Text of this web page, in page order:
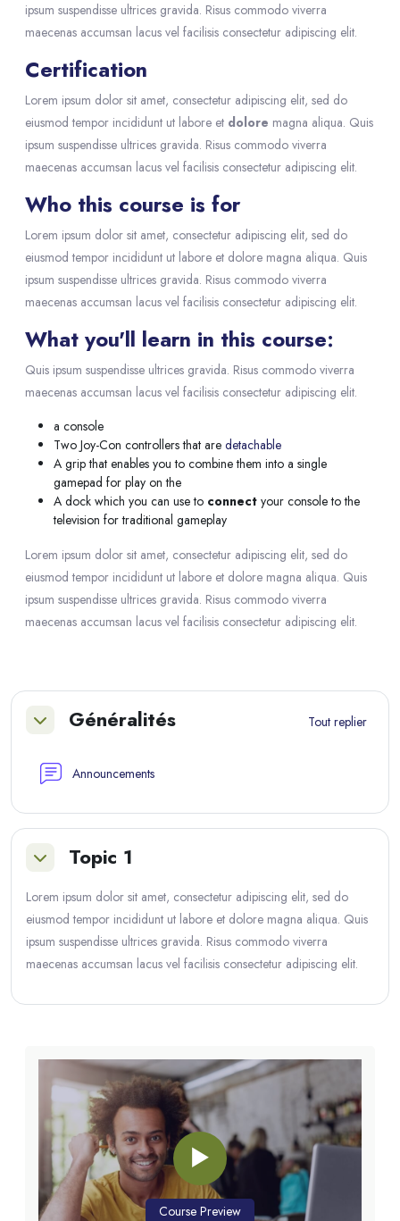
ipsum suspendisse ultrices gravida. Risus commodo viverra
maecenas accumsan lacus vel facilisis consectetur adipiscing elit.
Certification
Lorem ipsum dolor sit amet, consectetur adipiscing elit, sed do
eiusmod tempor incididunt ut labore et dolore magna aliqua. Quis
ipsum suspendisse ultrices gravida. Risus commodo viverra
maecenas accumsan lacus vel facilisis consectetur adipiscing elit.
Who this course is for
Lorem ipsum dolor sit amet, consectetur adipiscing elit, sed do
eiusmod tempor incididunt ut labore et dolore magna aliqua. Quis
ipsum suspendisse ultrices gravida. Risus commodo viverra
maecenas accumsan lacus vel facilisis consectetur adipiscing elit.
What you'll learn in this course:
Quis ipsum suspendisse ultrices gravida. Risus commodo viverra
maecenas accumsan lacus vel facilisis consectetur adipiscing elit.
a console
Two Joy-Con controllers that are detachable
A grip that enables you to combine them into a single
gamepad for play on the
A dock which you can use to connect your console to the
television for traditional gameplay
Lorem ipsum dolor sit amet, consectetur adipiscing elit, sed do
eiusmod tempor incididunt ut labore et dolore magna aliqua. Quis
ipsum suspendisse ultrices gravida. Risus commodo viverra
maecenas accumsan lacus vel facilisis consectetur adipiscing elit.
Résumé de section
ReplierGénéralités Tout replier
Announcements
Replier Topic 1
Lorem ipsum dolor sit amet, consectetur adipiscing elit, sed do
eiusmod tempor incididunt ut labore et dolore magna aliqua. Quis
ipsum suspendisse ultrices gravida. Risus commodo viverra
maecenas accumsan lacus vel facilisis consectetur adipiscing elit.
Course Preview